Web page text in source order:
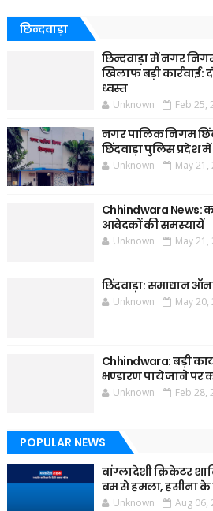
छिन्दवाड़ा
छिन्दवाड़ा में नगर
खिलाफ बड़ी कार्रवाई:
ध्वस्त
Unknown Feb 25,
नगर पालिक निगम
छिंदवाड़ा पुलिस प्रदेश में
Unknown May 21,
Chhindwara News:
आवेदकों की समस्यायें
Unknown May 21,
छिंदवाड़ा: समाधान
Unknown May 20,
Chhindwara: बड़ी
भण्डारण पाये जाने पर
Unknown Feb 28,
POPULAR NEWS
बांग्लादेशी क्रिकेटर
बम से हमला, हसीना के
Unknown Aug 06,